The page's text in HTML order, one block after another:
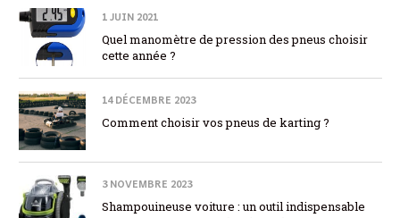
1 JUIN 2021
Quel manomètre de pression des pneus choisir
cette année ?
14 DÉCEMBRE 2023
Comment choisir vos pneus de karting ?
3 NOVEMBRE 2023
Shampouineuse voiture : un outil indispensable